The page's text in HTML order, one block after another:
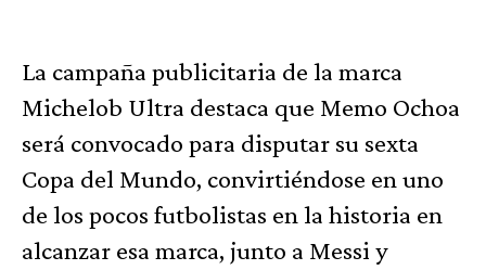
La campaña publicitaria de la marca
Michelob Ultra destaca que Memo Ochoa
será convocado para disputar su sexta
Copa del Mundo, convirtiéndose en uno
de los pocos futbolistas en la historia en
alcanzar esa marca, junto a Messi y